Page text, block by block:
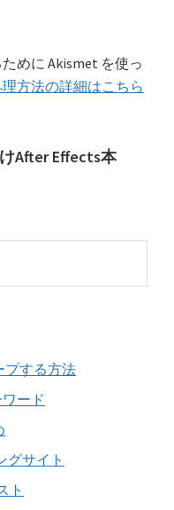
めに Akismet を使っ
方法の詳細はこちら
After Effects本
プする方法
ード
グサイト
ト